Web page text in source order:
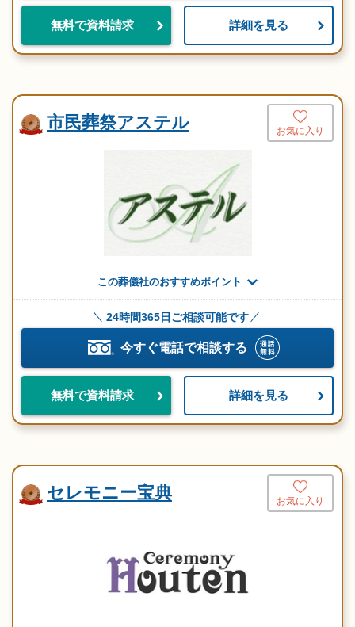
無料で資料請求 詳細を見る
市民葬祭アステル お気に入り
この葬儀社のおすすめポイント
24時間365日ご相談可能です
今すぐ電話で相談する
無料で資料請求 詳細を見る
セレモニー宝典 お気に入り